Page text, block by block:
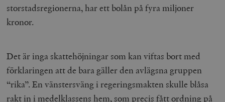
storstadsregionerna, har ett bolån på fyra miljoner
kronor.
Det är inga skattehöjningar som kan viftas bort med
förklaringen att de bara gäller den avlägsna gruppen
“rika”. En vänstersväng i regeringsmakten skulle blåsa
rakt in i medelklassens hem, som precis fått ordning på